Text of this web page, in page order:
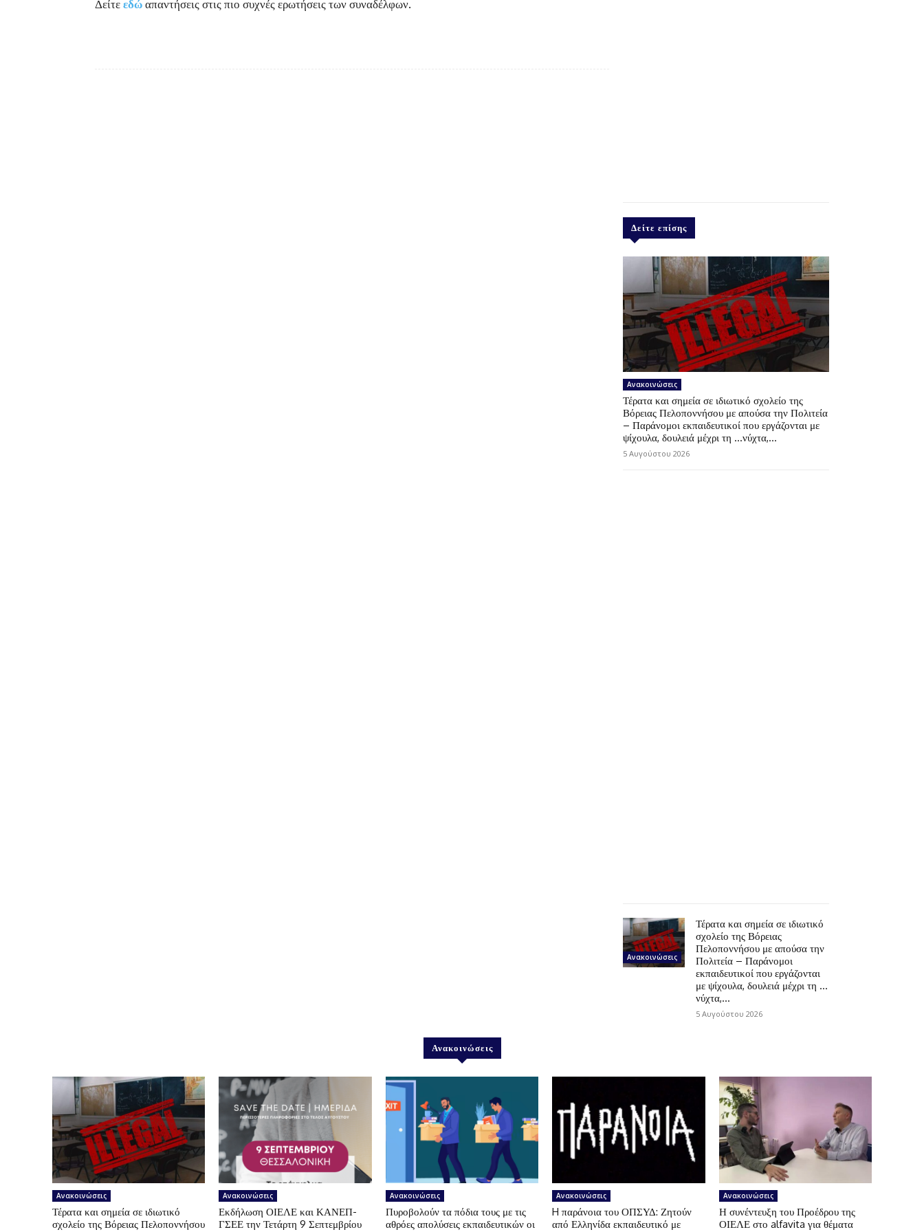
Δείτεεδώαπαντήσεις στις πιο συχνές ερωτήσεις των συναδέλφων.
Δείτε επίσης
Ανακοινώσεις
Τέρατα και σημεία σε ιδιωτικό σχολείο της
Βόρειας Πελοποννήσου με απούσα την Πολιτεία
– Παράνομοι εκπαιδευτικοί που εργάζονται με
ψίχουλα, δουλειά μέχρι τη …νύχτα,...
5 Αυγούστου 2026
Ανακοινώσεις
Τέρατα και σημεία σε ιδιωτικό
σχολείο της Βόρειας
Πελοποννήσου με απούσα την
Πολιτεία – Παράνομοι
εκπαιδευτικοί που εργάζονται
με ψίχουλα, δουλειά μέχρι τη …
νύχτα,...
5 Αυγούστου 2026
Ανακοινώσεις
Ανακοινώσεις
Τέρατα και σημεία σε ιδιωτικό
σχολείο της Βόρειας Πελοποννήσου
Ανακοινώσεις
Εκδήλωση ΟΙΕΛΕ και ΚΑΝΕΠ-
ΓΣΕΕ την Τετάρτη 9 Σεπτεμβρίου
Ανακοινώσεις
Πυροβολούν τα πόδια τους με τις
αθρόες απολύσεις εκπαιδευτικών οι
Ανακοινώσεις
H παράνοια του ΟΠΣΥΔ: Ζητούν
από Ελληνίδα εκπαιδευτικό με
Ανακοινώσεις
Η συνέντευξη του Προέδρου της
ΟΙΕΛΕ στο alfavita για θέματα